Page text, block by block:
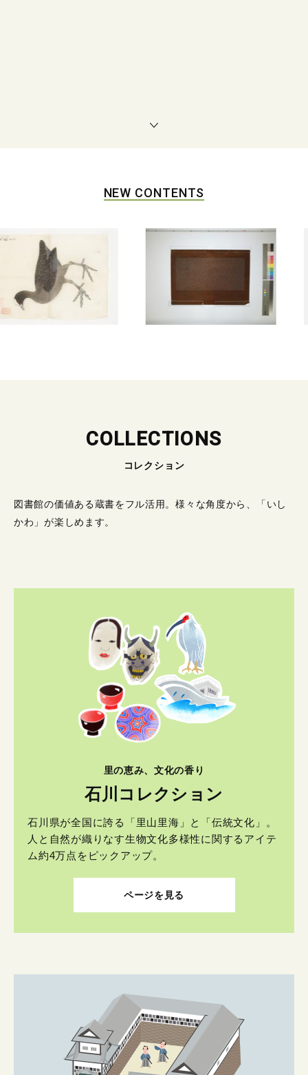
NEW CONTENTS
COLLECTIONS
コレクション
図書館の価値ある蔵書をフル活用。様々な角度から、「いし
かわ」が楽しめます。
里の恵み、文化の香り
石川コレクション
石川県が全国に誇る「里山里海」と「伝統文化」。
人と自然が織りなす生物文化多様性に関するアイテ
ム約4万点をピックアップ。
ページを見る